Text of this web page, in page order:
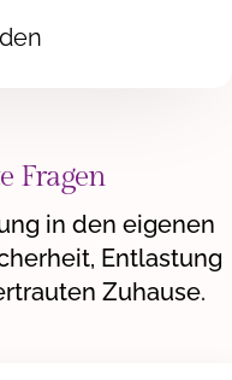
Fragen
in den eigenen
Entlastung
Zuhause.